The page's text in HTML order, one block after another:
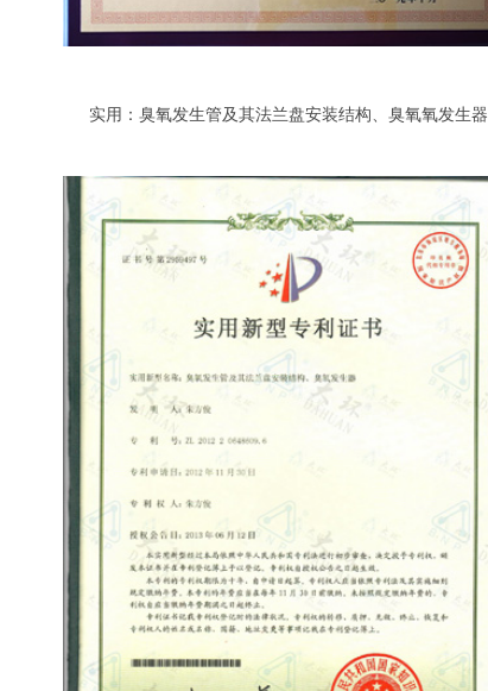
实用：臭氧发生管及其法兰盘安装结构、臭氧氧发生器